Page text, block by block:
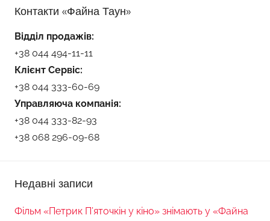
Контакти «Файна Таун»
Відділ продажів:
+38 044 494-11-11
Клієнт Сервіс:
+38 044 333-60-69
Управляюча компанія:
+38 044 333-82-93
+38 068 296-09-68
Недавні записи
Фільм «Петрик П’яточкін у кіно» знімають у «Файна